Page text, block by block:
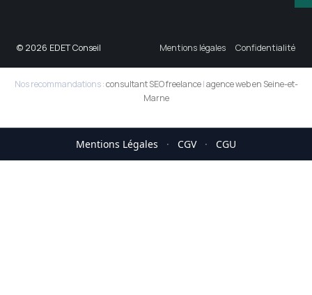
© 2026 EDET Conseil Mentions légales Confidentialité
Nos recommandations :consultant SEO freelance|agence web en Seine-et-
Marne
Mentions Légales · CGV · CGU